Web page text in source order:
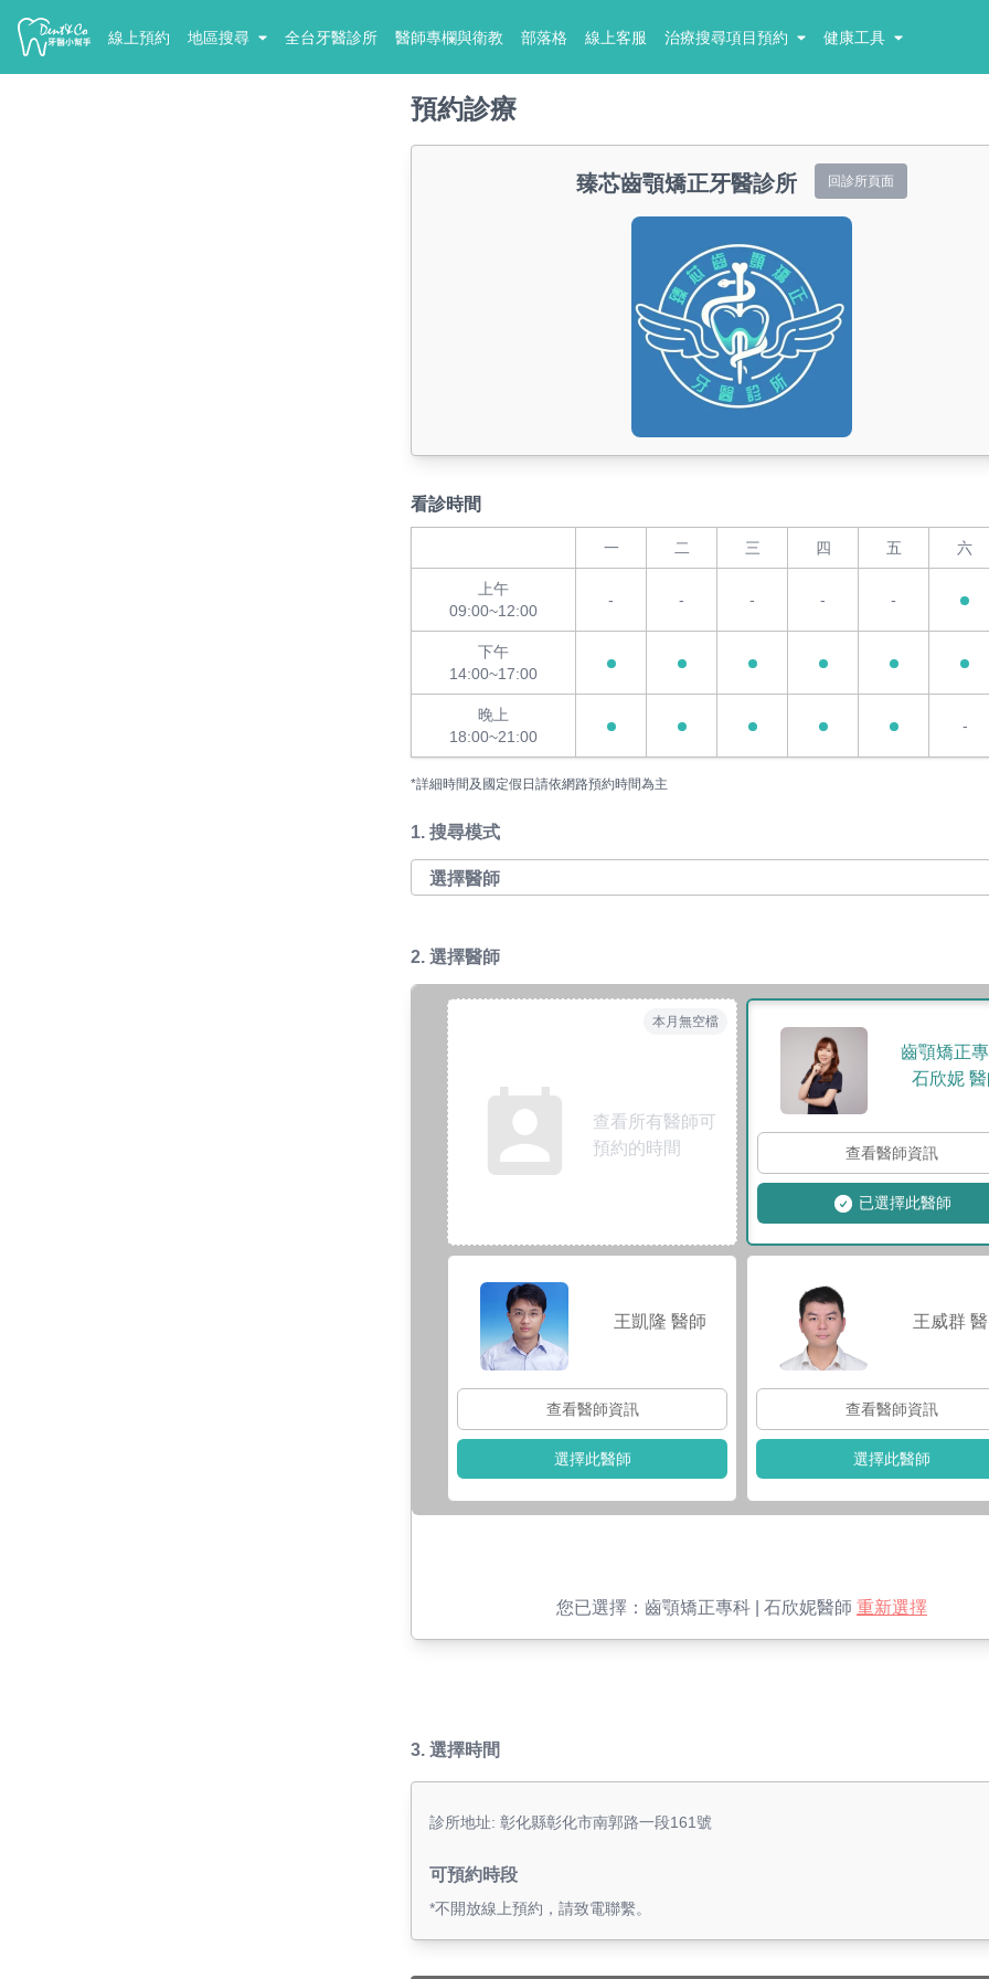
線上預約 地區搜尋 全台牙醫診所 醫師專欄與衛教 部落格 線上客服 治療搜尋項目預約 健康工具
預約診療
臻芯齒顎矯正牙醫診所 回診所頁面
看診時間
一 二 三 四 五 六
上午
09:00~12:00
- - - - -
下午
14:00~17:00
晚上
18:00~21:00
-
*詳細時間及國定假日請依網路預約時間為主
1. 搜尋模式
2. 選擇醫師
本月無空檔
查看所有醫師可
預約的時間
王凱隆 醫師
查看醫師資訊
選擇此醫師
齒顎矯正
石欣妮
查看醫師資訊
已選擇此醫師
王威群
查看醫師資訊
選擇此醫師
您已選擇： 齒顎矯正專科 | 石欣妮醫師 重新選擇
3. 選擇時間
診所地址: 彰化縣彰化市南郭路一段161號
可預約時段
*不開放線上預約，請致電聯繫。